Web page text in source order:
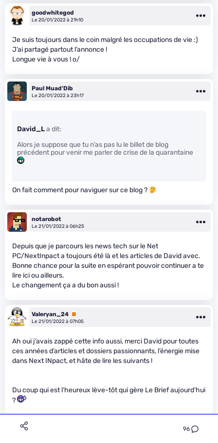
96
goodwhitegod
Le 20/01/2022 à 21h10
Je suis toujours dans le coin malgré les occupations de vie :)
J’ai partagé partout l’annonce !
Longue vie à vous ! o/
Paul Muad'Dib
Le 20/01/2022 à 23h17
David_La dit:
Alors je suppose que tu n’as pas lu le billet de blog
précédent pour venir me parler de crise de la quarantaine
On fait comment pour naviguer sur ce blog ?
notarobot
Le 21/01/2022 à 06h25
Depuis que je parcours les news tech sur le Net
PC/NextInpact a toujours été là et les articles de David avec.
Bonne chance pour la suite en espérant pouvoir continuer a te
lire ici ou ailleurs.
Le changement ça a du bon aussi !
Valeryan_24 Premium
Le 21/01/2022 à 07h05
Ah oui j’avais zappé cette info aussi, merci David pour toutes
ces années d’articles et dossiers passionnants, l’énergie mise
dans Next INpact, et hâte de lire les suivants !
Du coup qui est l’heureux lève-tôt qui gère Le Brief aujourd’hui
?